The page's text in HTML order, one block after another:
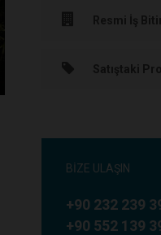
Resmi İş
Satıştaki
BIZE ULAŞIN
+90 232 239
+90 552 139